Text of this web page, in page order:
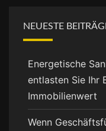
NEUESTE
Energetische
entlasten Sie Ihr
Immobilienwert
Wenn